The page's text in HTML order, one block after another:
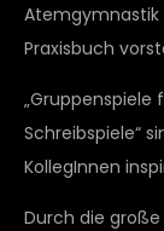
Atemgymnastik
Praxisbuch
„Gruppenspiele
Schreibspiele“
KollegInnen
Durch die